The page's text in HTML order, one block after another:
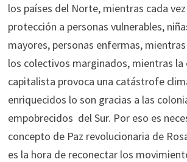
los países del Norte, mientras cada
protección a personas vulnerables,
mayores, personas enfermas,
los colectivos marginados, mientras la
capitalista provoca una catástrofe
enriquecidos lo son gracias a las
empobrecidos del Sur. Por eso es
concepto de Paz revolucionaria de
es la hora de reconectar los